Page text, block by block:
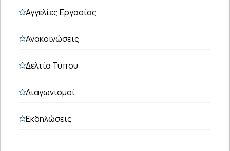
Αγγελίες Εργασίας
Ανακοινώσεις
Δελτία Τύπου
Διαγωνισμοί
Εκδηλώσεις